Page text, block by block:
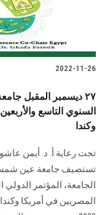
2022-11-26
٢٧ ديسمبر المقبل
السنوي التاسع
وكندا
تحت رعاية أ. د. أيمن
تستضيف جامعة عين شمس
الجامعة، المؤتمر الدولي